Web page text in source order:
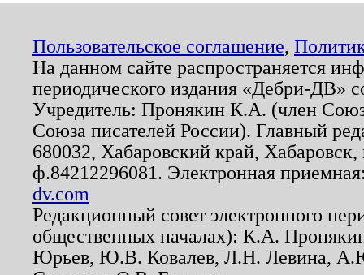
Пользовательское соглашение,
На данном сайте распространяется
периодического издания «Дебри-ДВ»
Учредитель: Пронякин К.А. (член
Союза писателей России). Главный
680032, Хабаровский край,
ф.84212296081. Электронная
dv.com
Редакционный совет электронного
общественных началах): К.А.
Юрьев, Ю.В. Ковалев, Л.Н. Левина,